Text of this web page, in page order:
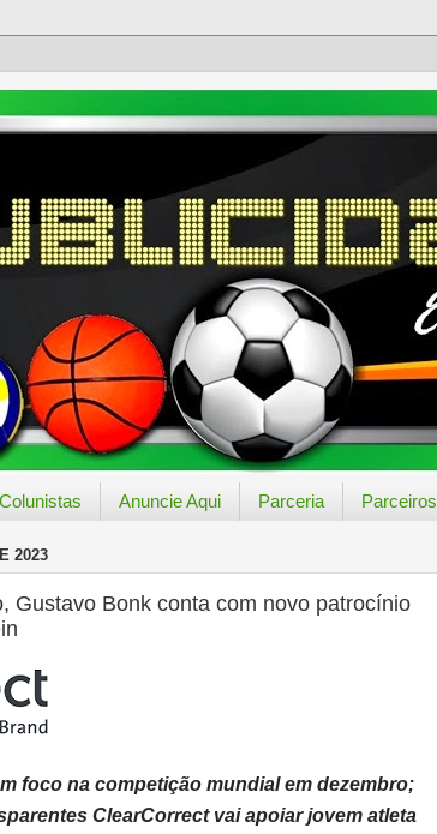
Colunistas Anuncie Aqui Parceria Parceiros
2023
Gustavo Bonk conta com novo patrocínio
foco na competição mundial em dezembro;
ClearCorrect vai apoiar jovem atleta